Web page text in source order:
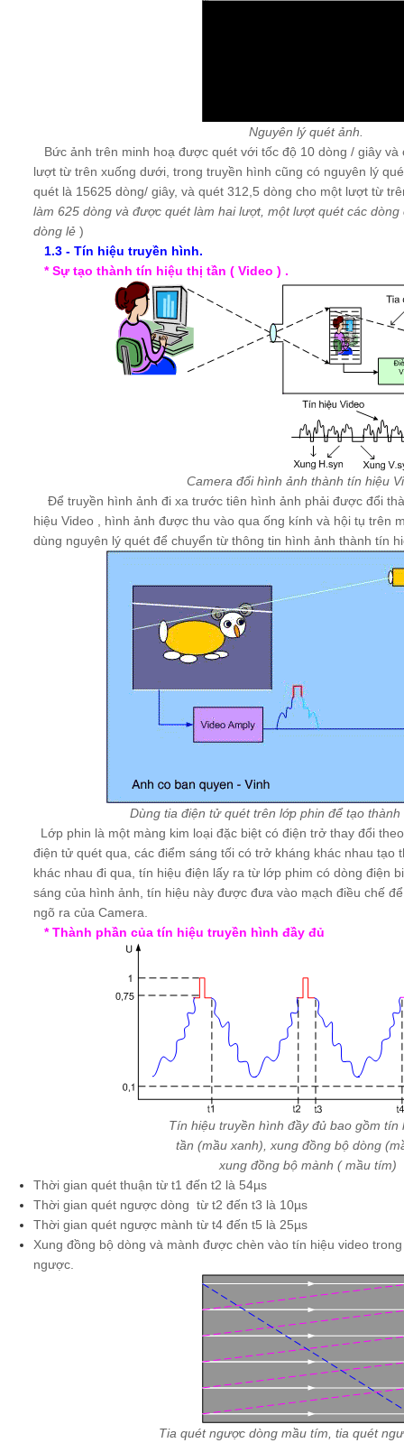
Nguyên lý quét ảnh.
Bức ảnh trên minh hoạ được quét với tốc độ 10 dòng / giây và
lượt từ trên xuống dưới, trong truyền hình cũng có nguyên lý
quét là 15625 dòng/ giây, và quét 312,5 dòng cho một lượt từ
làm 625 dòng và được quét làm hai lượt, một lượt quét các
dòng lẻ )
1.3 - Tín hiệu truyền hình.
* Sự tạo thành tín hiệu thị tần ( Video ) .
Camera đổi hình ảnh thành tín hiệu
Để truyền hình ảnh đi xa trước tiên hình ảnh phải được đổi
hiệu Video , hình ảnh được thu vào qua ống kính và hội tụ trên
dùng nguyên lý quét để chuyển từ thông tin hình ảnh thành tín
Dùng tia điện tử quét trên lớp phin để tạo
Lớp phin là một màng kim loại đặc biệt có điện trở thay đổi
điện tử quét qua, các điểm sáng tối có trở kháng khác nhau tạo
khác nhau đi qua, tín hiệu điện lấy ra từ lớp phim có dòng điện
sáng của hình ảnh, tín hiệu này được đưa vào mạch điều chế
ngõ ra của Camera.
* Thành phần của tín hiệu truyền hình đầy đủ
Tín hiệu truyền hình đầy đủ bao gồm tín
tần (mầu xanh), xung đồng bộ dòng
xung đồng bộ mành ( mầu tím)
Thời gian quét thuận từ t1 đến t2 là 54µs
Thời gian quét ngược dòng từ t2 đến t3 là 10µs
Thời gian quét ngược mành từ t4 đến t5 là 25µs
Xung đồng bộ dòng và mành được chèn vào tín hiệu video
ngược.
Tia quét ngược dòng mầu tím, tia quét